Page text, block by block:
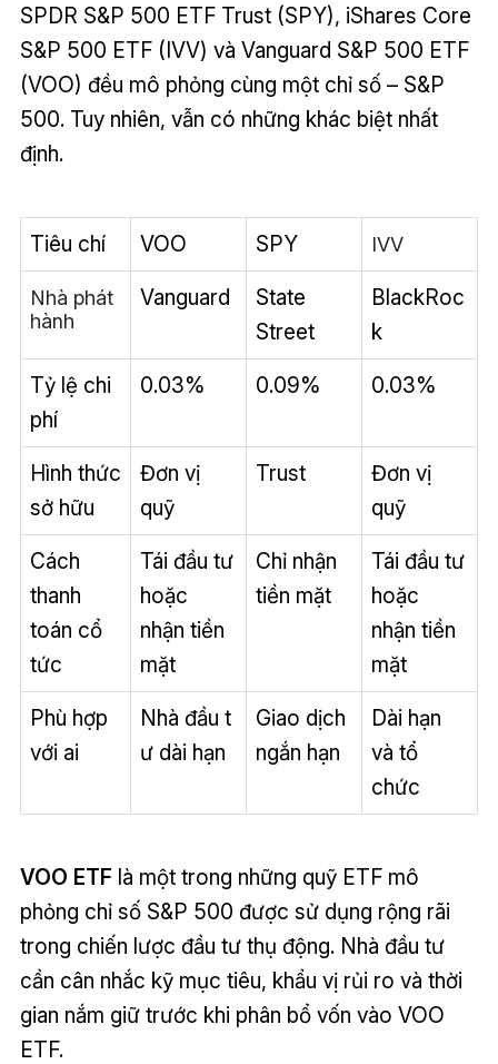
SPDR S&P 500 ETF Trust (SPY), iShares Core
S&P 500 ETF (IVV) và Vanguard S&P 500 ETF
(VOO) đều mô phỏng cùng một chỉ số – S&P
500. Tuy nhiên, vẫn có những khác biệt nhất
định.
Tiêu chí VOO SPY IVV
Nhà phát
hành
Vanguard
State
Street
BlackRoc
k
Tỷ lệ chi
phí
0.03% 0.09% 0.03%
Hình thức
sở hữu
Đơn vị
quỹ
Trust
Đơn vị
quỹ
Cách
thanh
toán cổ
tức
Tái đầu tư
hoặc
nhận tiền
mặt
Chỉ nhận
tiền mặt
Tái đầu tư
hoặc
nhận tiền
mặt
Phù hợp
với ai
Nhà đầu t
ư dài hạn
Giao dịch
ngắn hạn
Dài hạn
và tổ
chức
VOO ETF là một trong những quỹ ETF mô
phỏng chỉ số S&P 500 được sử dụng rộng rãi
trong chiến lược đầu tư thụ động. Nhà đầu tư
cần cân nhắc kỹ mục tiêu, khẩu vị rủi ro và thời
gian nắm giữ trước khi phân bổ vốn vào VOO
ETF.